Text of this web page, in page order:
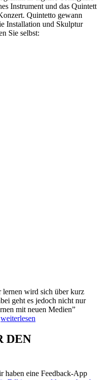
Instrument und das Quintett
Quintetto gewann
Installation und Skulptur
Sie selbst:
wird sich über kurz
geht es jedoch nicht nur
mit neuen Medien”
weiterlesen
DEN
haben eine Feedback-App